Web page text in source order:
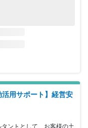
用サポート】経営安
ントとして、お客様の土